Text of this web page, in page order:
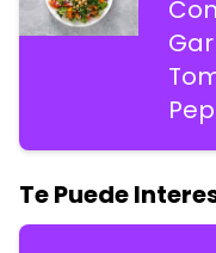
Te Puede